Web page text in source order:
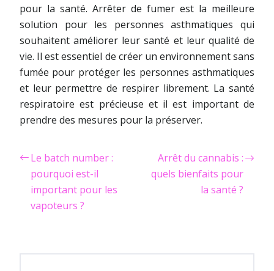
pour la santé. Arrêter de fumer est la meilleure
solution pour les personnes asthmatiques qui
souhaitent améliorer leur santé et leur qualité de
vie. Il est essentiel de créer un environnement sans
fumée pour protéger les personnes asthmatiques
et leur permettre de respirer librement. La santé
respiratoire est précieuse et il est important de
prendre des mesures pour la préserver.
Le batch number :
pourquoi est-il
important pour les
vapoteurs ?
Arrêt du cannabis :
quels bienfaits pour
la santé ?